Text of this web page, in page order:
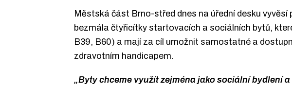
Městská část Brno-střed dnes na úřední desku
bezmála čtyřicítky startovacích a sociálních bytů,
B39, B60) a mají za cíl umožnit samostatné a
zdravotním handicapem.
„Byty chceme využít zejména jako sociální bydlení